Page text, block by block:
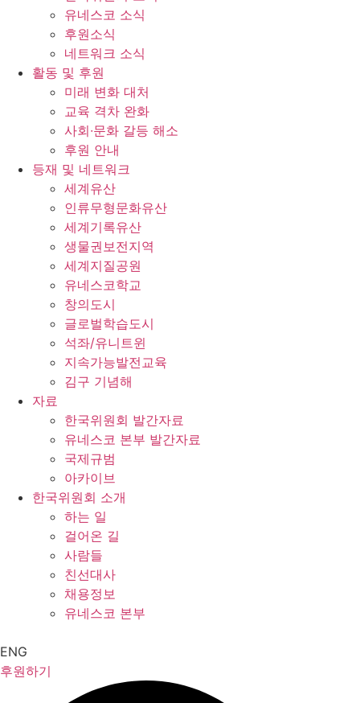
유네스코 소식
후원소식
네트워크 소식
활동 및 후원
미래 변화 대처
교육 격차 완화
사회∙문화 갈등 해소
후원 안내
등재 및 네트워크
세계유산
인류무형문화유산
세계기록유산
생물권보전지역
세계지질공원
유네스코학교
창의도시
글로벌학습도시
석좌/유니트윈
지속가능발전교육
김구 기념해
자료
한국위원회 발간자료
유네스코 본부 발간자료
국제규범
아카이브
한국위원회 소개
하는 일
걸어온 길
사람들
친선대사
채용정보
유네스코 본부
ENG
후원하기